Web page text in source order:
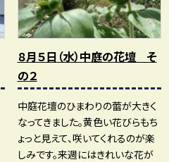
８月５日（水）中庭の花壇 そ
の２
中庭花壇のひまわりの蕾が大きく
なってきました。黄色い花びらもち
ょっと見えて、咲いてくれるのが楽
しみです。来週にはきれいな花が